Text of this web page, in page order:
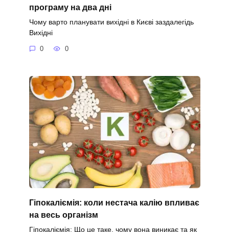
програму на два дні
Чому варто планувати вихідні в Києві заздалегідь
Вихідні
0 0
Гіпокаліємія: коли нестача калію впливає
на весь організм
Гіпокаліємія: Що це таке, чому вона виникає та як